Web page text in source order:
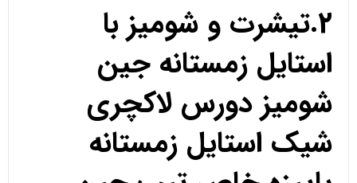
2.تیشرت و شومیز با
استایل زمستانه جین
شومیز دورس لاکچری
شیک استایل زمستانه